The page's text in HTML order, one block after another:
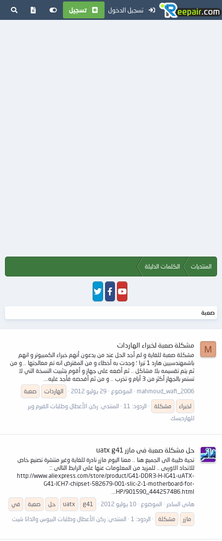
تسجيل الدخول تسجيل
المنتديات الكلمات الدليلة
صعبة
M مشكلة صعبة لخبراء الهاردات
مشكلة صعبة للغاية و لم أجد الحل عند من يدعون أنهم خبراء الكمبيوتر و انهم
باشمهندسيين هارد 1 تيرا ؛ وجدت به أخطاء و من المفترض انه تم معالجتها .. و من
ثم يتم تقسيمه بلا مشاكل .. ثم أضعه على جهاز و أقوم بتثبيت النسخة التي لا
تستمر بالجهاز أكثر من 3 أيام و تخرب .. و من ثم أفحصه فأجد عليه...
mahmoud_wafi_2006
الموضوع 29 يوليو 2012 الهاردات
صعبة
لخبراء
مشكلة الردود: 11 المنتدى: ركن الأعطال وطلبات الفيرم وير
للهارديسك
حل مشكلة صعبة فى مازر uatx g41
تحية طيبة الى الجميع هنا .. معنا اليوم مازر نادرة للغاية وغير منتشرة تصنيع خاص
للاتحاد الاوربى .. للمزيد من المعلومات عنها على الرابط التالى ::
http://www.aliexpress.com/store/product/G41-DDR3-H-IG41-uATX-
G41-ICH7-chipset-582679-001-slic-2-1-motherboard-for-
HP/901590_444257486.html...
هانى الساحر
الموضوع 10 يوليو 2012 g41
uatx حل صعبة
في
مازر
مشكلة الردود: 1 المنتدى: ركن الأعطال وطلبات البيوس والداتا شيت